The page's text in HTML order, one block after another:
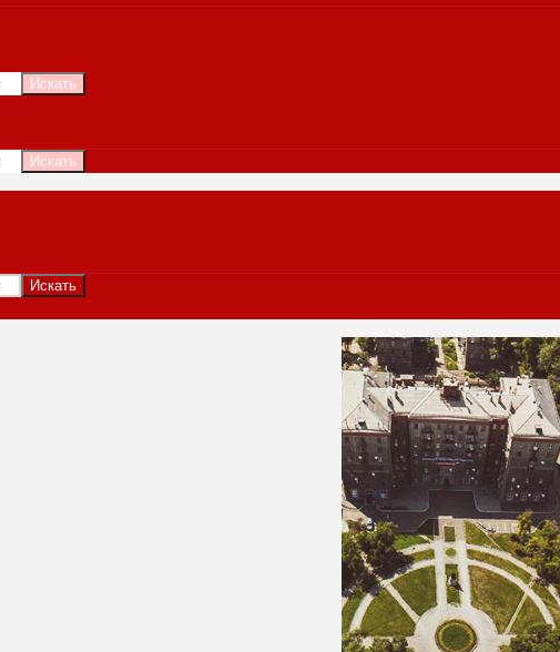
Искать
Искать
Искать